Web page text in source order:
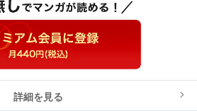
詳細を見る